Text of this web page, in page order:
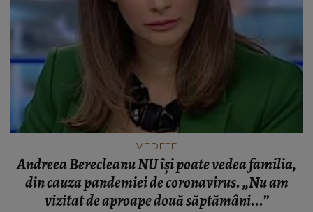
VEDETE
Andreea Berecleanu NU își poate vedea familia,
din cauza pandemiei de coronavirus. „Nu am
vizitat de aproape două săptămâni...”